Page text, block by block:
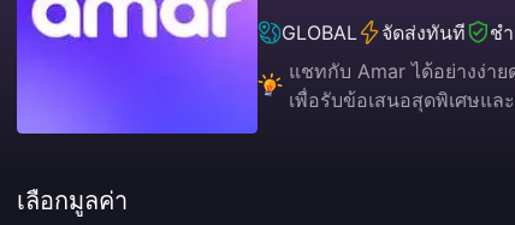
GLOBAL
จัดส่งทันที
ช
แชทกับ Amar ได้อย่างง่า
เพื่อรับข้อเสนอสุดพิเศษแล
เลือกมูลค่า